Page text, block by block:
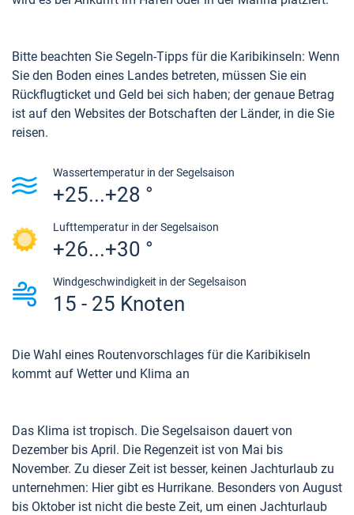
Bitte beachten Sie Segeln-Tipps für die Karibikinseln: Wenn
Sie den Boden eines Landes betreten, müssen Sie ein
Rückflugticket und Geld bei sich haben; der genaue Betrag
ist auf den Websites der Botschaften der Länder, in die Sie
reisen.
Wassertemperatur in der Segelsaison
+25...+28 °
Lufttemperatur in der Segelsaison
+26...+30 °
Windgeschwindigkeit in der Segelsaison
15 - 25 Knoten
Die Wahl eines Routenvorschlages für die Karibikiseln
kommt auf Wetter und Klima an
Das Klima ist tropisch. Die Segelsaison dauert von
Dezember bis April. Die Regenzeit ist von Mai bis
November. Zu dieser Zeit ist besser, keinen Jachturlaub zu
unternehmen: Hier gibt es Hurrikane. Besonders von August
bis Oktober ist nicht die beste Zeit, um einen Jachturlaub